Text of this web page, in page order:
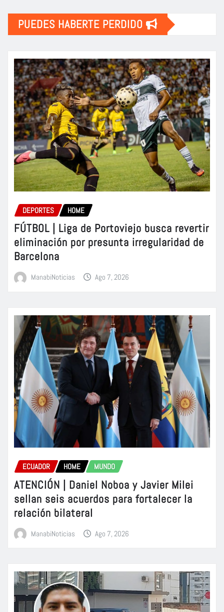
PUEDES HABERTE PERDIDO
DEPORTES HOME
FÚTBOL | Liga de Portoviejo busca revertir
eliminación por presunta irregularidad de
Barcelona
ManabiNoticias Ago 7, 2026
ECUADOR HOME MUNDO
ATENCIÓN | Daniel Noboa y Javier Milei
sellan seis acuerdos para fortalecer la
relación bilateral
ManabiNoticias Ago 7, 2026